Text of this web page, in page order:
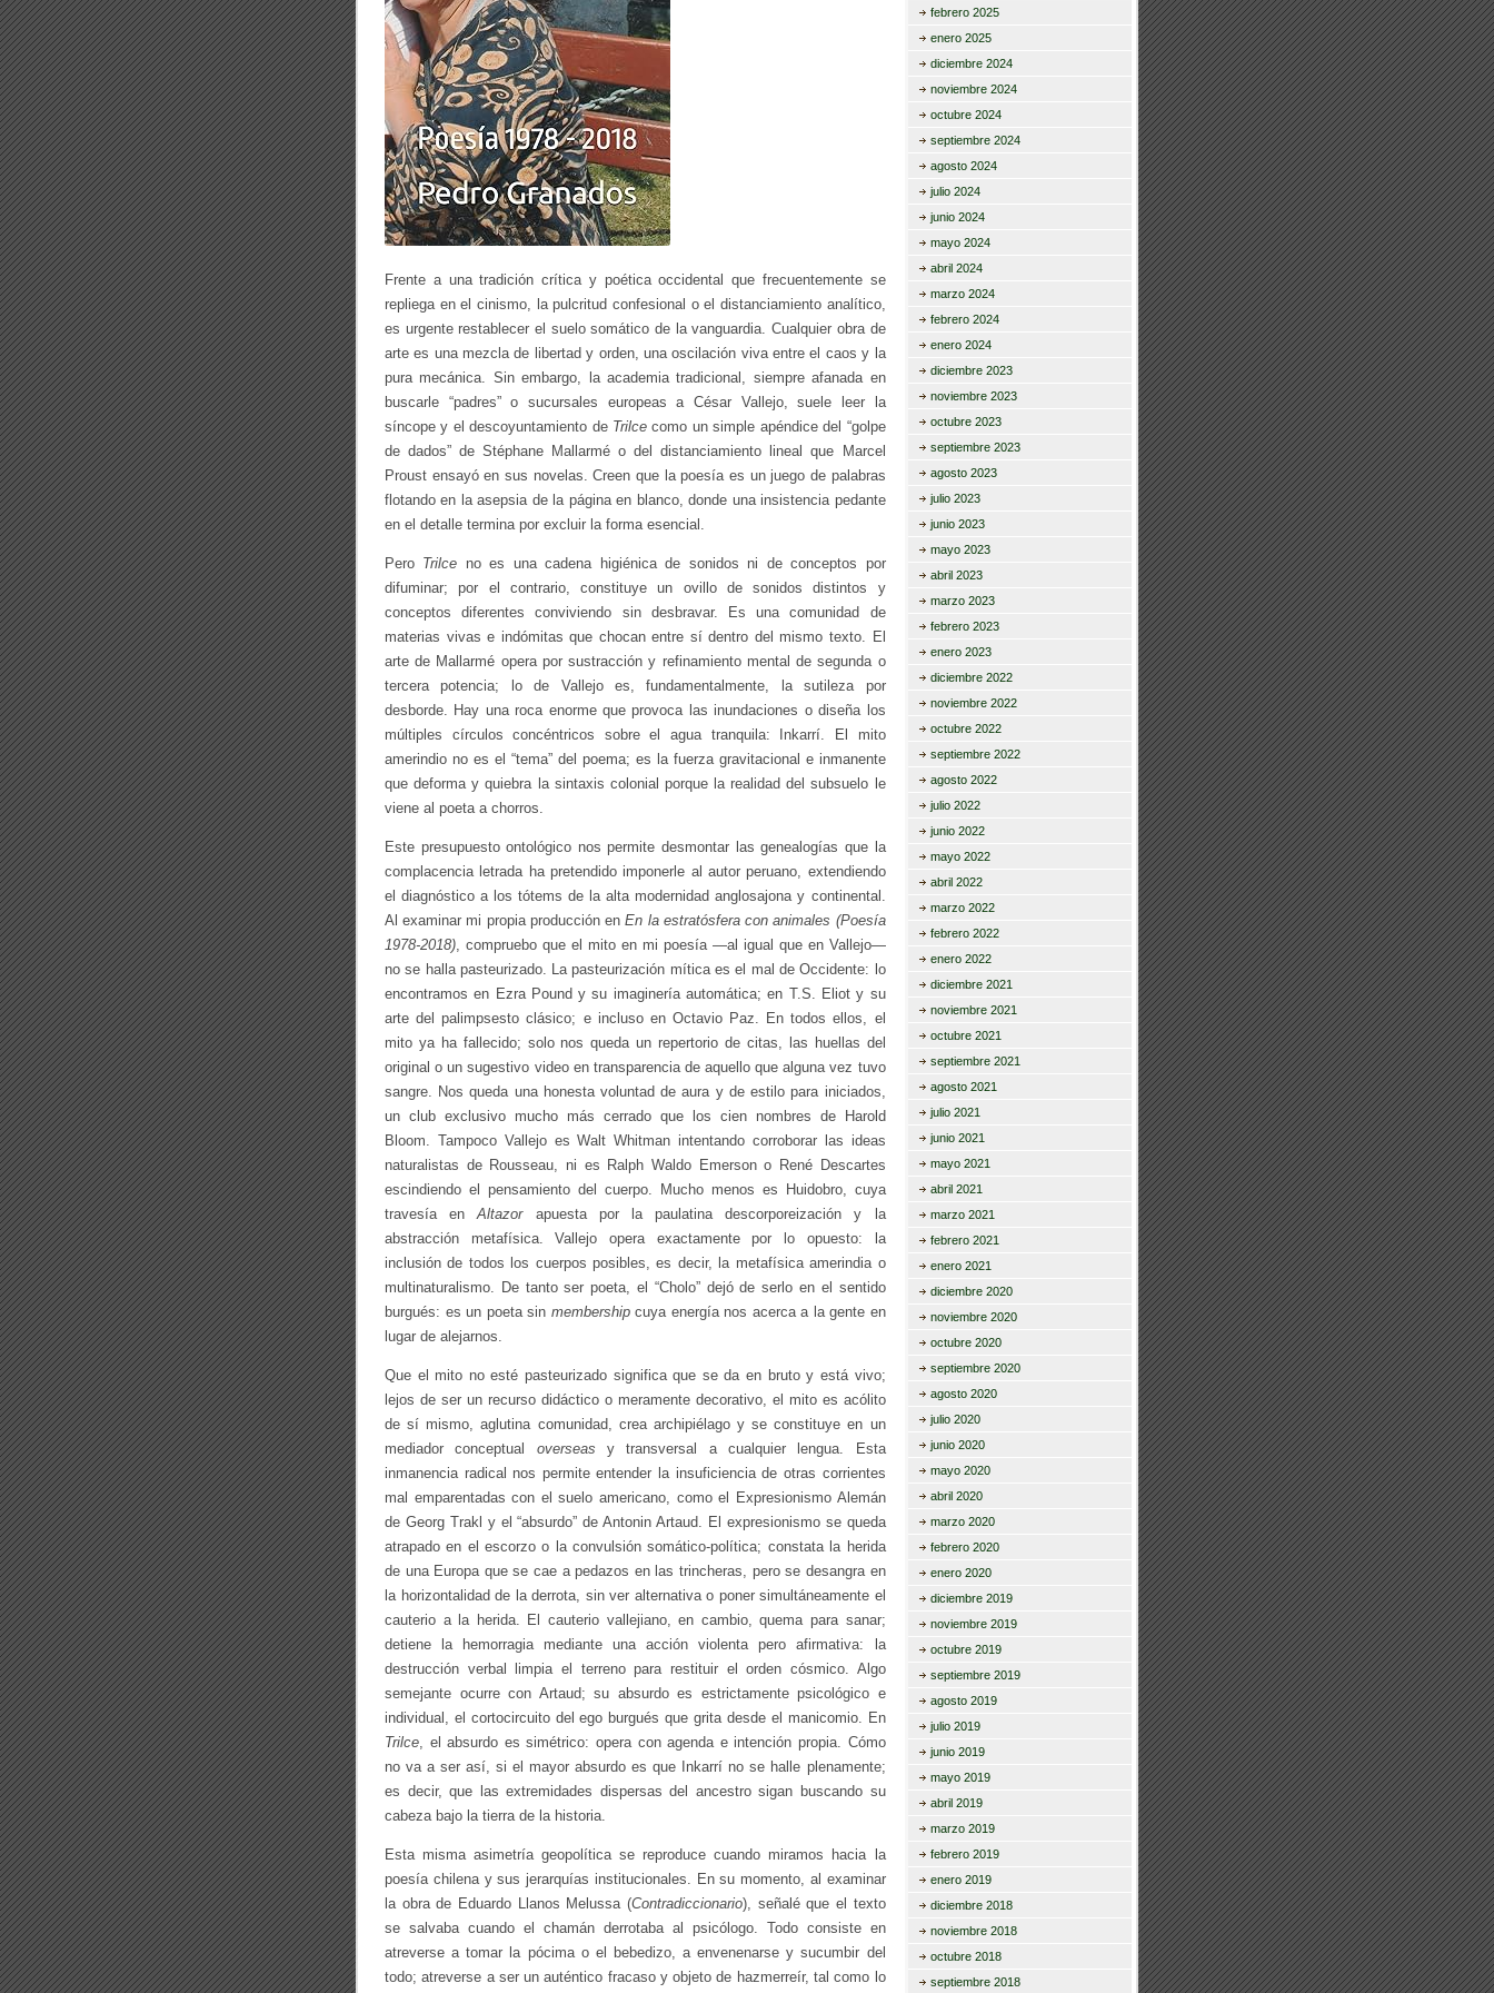
O
Frente a una tradición crítica y poética occidental que frecuentemente se
repliega en el cinismo, la pulcritud confesional o el distanciamiento analítico,
es urgente restablecer el suelo somático de la vanguardia. Cualquier obra de
arte es una mezcla de libertad y orden, una oscilación viva entre el caos y la
pura mecánica. Sin embargo, la academia tradicional, siempre afanada en
buscarle “padres” o sucursales europeas a César Vallejo, suele leer la
síncope y el descoyuntamiento de Trilce como un simple apéndice del “golpe
de dados” de Stéphane Mallarmé o del distanciamiento lineal que Marcel
Proust ensayó en sus novelas. Creen que la poesía es un juego de palabras
flotando en la asepsia de la página en blanco, donde una insistencia pedante
en el detalle termina por excluir la forma esencial.
Pero Trilce no es una cadena higiénica de sonidos ni de conceptos por
difuminar; por el contrario, constituye un ovillo de sonidos distintos y
conceptos diferentes conviviendo sin desbravar. Es una comunidad de
materias vivas e indómitas que chocan entre sí dentro del mismo texto. El
arte de Mallarmé opera por sustracción y refinamiento mental de segunda o
tercera potencia; lo de Vallejo es, fundamentalmente, la sutileza por
desborde. Hay una roca enorme que provoca las inundaciones o diseña los
múltiples círculos concéntricos sobre el agua tranquila: Inkarrí. El mito
amerindio no es el “tema” del poema; es la fuerza gravitacional e inmanente
que deforma y quiebra la sintaxis colonial porque la realidad del subsuelo le
viene al poeta a chorros.
Este presupuesto ontológico nos permite desmontar las genealogías que la
complacencia letrada ha pretendido imponerle al autor peruano, extendiendo
el diagnóstico a los tótems de la alta modernidad anglosajona y continental.
Al examinar mi propia producción enEn la estratósfera con animales (Poesía
1978-2018) , compruebo que el mito en mi poesía —al igual que en Vallejo—
no se halla pasteurizado. La pasteurización mítica es el mal de Occidente: lo
encontramos en Ezra Pound y su imaginería automática; en T.S. Eliot y su
arte del palimpsesto clásico; e incluso en Octavio Paz. En todos ellos, el
mito ya ha fallecido; solo nos queda un repertorio de citas, las huellas del
original o un sugestivo video en transparencia de aquello que alguna vez tuvo
sangre. Nos queda una honesta voluntad de aura y de estilo para iniciados,
un club exclusivo mucho más cerrado que los cien nombres de Harold
Bloom. Tampoco Vallejo es Walt Whitman intentando corroborar las ideas
naturalistas de Rousseau, ni es Ralph Waldo Emerson o René Descartes
escindiendo el pensamiento del cuerpo. Mucho menos es Huidobro, cuya
travesía enAltazorapuesta por la paulatina descorporeización y la
abstracción metafísica. Vallejo opera exactamente por lo opuesto: la
inclusión de todos los cuerpos posibles, es decir, la metafísica amerindia o
multinaturalismo. De tanto ser poeta, el “Cholo” dejó de serlo en el sentido
burgués: es un poeta sin membershipcuya energía nos acerca a la gente en
lugar de alejarnos.
Que el mito no esté pasteurizado significa que se da en bruto y está vivo;
lejos de ser un recurso didáctico o meramente decorativo, el mito es acólito
de sí mismo, aglutina comunidad, crea archipiélago y se constituye en un
mediador conceptual overseas y transversal a cualquier lengua. Esta
inmanencia radical nos permite entender la insuficiencia de otras corrientes
mal emparentadas con el suelo americano, como el Expresionismo Alemán
de Georg Trakl y el “absurdo” de Antonin Artaud. El expresionismo se queda
atrapado en el escorzo o la convulsión somático-política; constata la herida
de una Europa que se cae a pedazos en las trincheras, pero se desangra en
la horizontalidad de la derrota, sin ver alternativa o poner simultáneamente el
cauterio a la herida. El cauterio vallejiano, en cambio, quema para sanar;
detiene la hemorragia mediante una acción violenta pero afirmativa: la
destrucción verbal limpia el terreno para restituir el orden cósmico. Algo
semejante ocurre con Artaud; su absurdo es estrictamente psicológico e
individual, el cortocircuito del ego burgués que grita desde el manicomio. En
Trilce , el absurdo es simétrico: opera con agenda e intención propia. Cómo
no va a ser así, si el mayor absurdo es que Inkarrí no se halle plenamente;
es decir, que las extremidades dispersas del ancestro sigan buscando su
cabeza bajo la tierra de la historia.
Esta misma asimetría geopolítica se reproduce cuando miramos hacia la
poesía chilena y sus jerarquías institucionales. En su momento, al examinar
la obra de Eduardo Llanos Melussa (Contradiccionario), señalé que el texto
se salvaba cuando el chamán derrotaba al psicólogo. Todo consiste en
atreverse a tomar la pócima o el bebedizo, a envenenarse y sucumbir del
todo; atreverse a ser un auténtico fracaso y objeto de hazmerreír, tal como lo
febrero 2025
enero 2025
diciembre 2024
noviembre 2024
octubre 2024
septiembre 2024
agosto 2024
julio 2024
junio 2024
mayo 2024
abril 2024
marzo 2024
febrero 2024
enero 2024
diciembre 2023
noviembre 2023
octubre 2023
septiembre 2023
agosto 2023
julio 2023
junio 2023
mayo 2023
abril 2023
marzo 2023
febrero 2023
enero 2023
diciembre 2022
noviembre 2022
octubre 2022
septiembre 2022
agosto 2022
julio 2022
junio 2022
mayo 2022
abril 2022
marzo 2022
febrero 2022
enero 2022
diciembre 2021
noviembre 2021
octubre 2021
septiembre 2021
agosto 2021
julio 2021
junio 2021
mayo 2021
abril 2021
marzo 2021
febrero 2021
enero 2021
diciembre 2020
noviembre 2020
octubre 2020
septiembre 2020
agosto 2020
julio 2020
junio 2020
mayo 2020
abril 2020
marzo 2020
febrero 2020
enero 2020
diciembre 2019
noviembre 2019
octubre 2019
septiembre 2019
agosto 2019
julio 2019
junio 2019
mayo 2019
abril 2019
marzo 2019
febrero 2019
enero 2019
diciembre 2018
noviembre 2018
octubre 2018
septiembre 2018